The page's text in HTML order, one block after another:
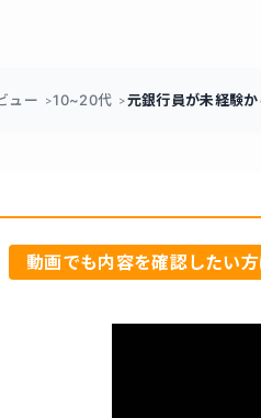
ュー 10~20代 元銀行員が未経験
動画でも内容を確認したい